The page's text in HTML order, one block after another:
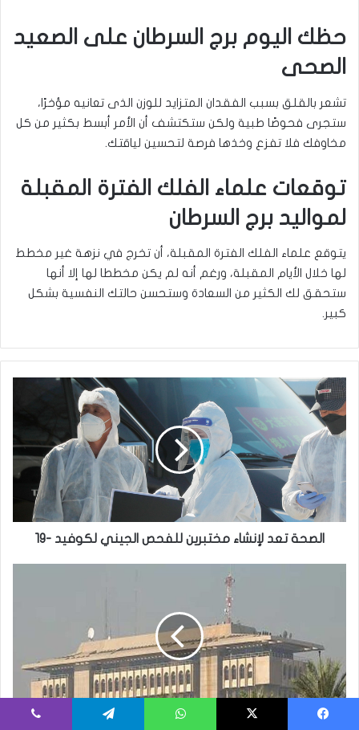
حظك اليوم برج السرطان على الصعيد
الصحى
تشعر بالقلق بسبب الفقدان المتزايد للوزن الذى تعانيه مؤخرًا،
ستجرى فحوصًا طبية ولكن ستكتشف أن الأمر أبسط بكثير من كل
مخاوفك فلا تفزع وخذها فرصة لتحسين لياقتك.
توقعات علماء الفلك الفترة المقبلة
لمواليد برج السرطان
يتوقع علماء الفلك الفترة المقبلة، أن تخرج في نزهة غير مخطط
لها خلال الأيام المقبلة، ورغم أنه لم يكن مخططا لها إلا أنها
ستحقق لك الكثير من السعادة وستحسن حالتك النفسية بشكل
كبير.
الصحة
تعد
لإنشاء
مختبرين
للفحص
لكوفيد
الصحة تعد لإنشاء مختبرين للفحص الجيني لكوفيد -19
بلدانهم